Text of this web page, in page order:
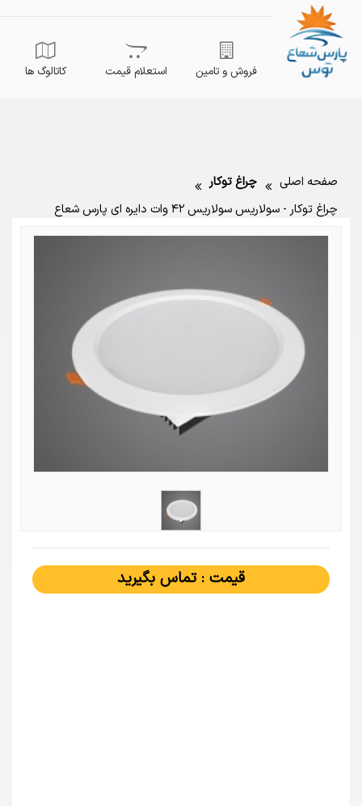
فروش و تامین استعلام قیمت کاتالوگ ها
صفحه اصلی
چراغ توکار
چراغ توکار - سولاریس سولاریس ۴۲ وات دایره ای پارس شعاع
قیمت : تماس بگیرید